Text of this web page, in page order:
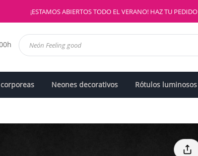
¡ESTAMOS ABIERTOS TODO EL VERANO! HAZ TU PEDIDO
Neones decorativos Rótulos luminosos